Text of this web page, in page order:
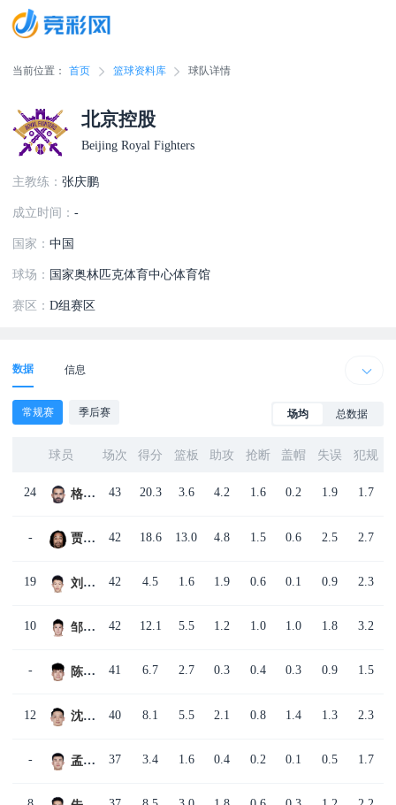
当前位置： 首页 篮球资料库 球队详情
北京控股
Beijing Royal Fighters
主教练：张庆鹏
成立时间：-
国家：中国
球场： 国家奥林匹克体育中心体育馆
赛区：D组赛区
数据 信息
常规赛 季后赛 场均 总数据
球员 场次 得分 篮板 助攻 抢断 盖帽 失误 犯规
24 格兰特·里勒 43 20.3 3.6 4.2 1.6 0.2 1.9 1.7
- 贾里德·萨林杰 42 18.6 13.0 4.8 1.5 0.6 2.5 2.7
19 刘晓宇 42 4.5 1.6 1.9 0.6 0.1 0.9 2.3
10 邹雨宸 42 12.1 5.5 1.2 1.0 1.0 1.8 3.2
- 陈国豪 41 6.7 2.7 0.3 0.4 0.3 0.9 1.5
12 沈梓捷 40 8.1 5.5 2.1 0.8 1.4 1.3 2.3
- 孟子凯 37 3.4 1.6 0.4 0.2 0.1 0.5 1.7